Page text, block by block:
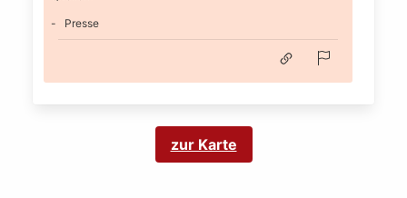
Presse
zur Karte